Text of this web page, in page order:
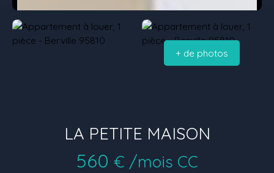
+ de photos
LA PETITE MAISON
560 € /mois CC